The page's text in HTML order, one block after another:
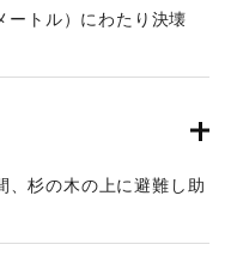
」による。
ートル）にわたり決壊
刊7面】
、杉の木の上に避難し助